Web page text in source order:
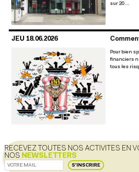
sur 20…
JEU 18.06.2026
Pour bien
financiers
tous les
RECEVEZ TOUTES NOS ACTIVITES EN
NOS NEWSLETTERS
S'INSCRIRE